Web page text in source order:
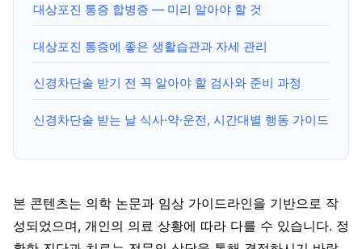
대상포진 통증 합병증 — 미리 알아야 할 것
대상포진 통증에 좋은 생활습관과 자세 관리
신경차단술 받기 전 꼭 알아야 할 검사와 준비 과정
신경차단술 받는 날 식사·약·운전, 시간대별 행동 가이드
본 콘텐츠는 의학 논문과 임상 가이드라인을 기반으로 작
성되었으며, 개인의 의료 상황에 따라 다를 수 있습니다. 정